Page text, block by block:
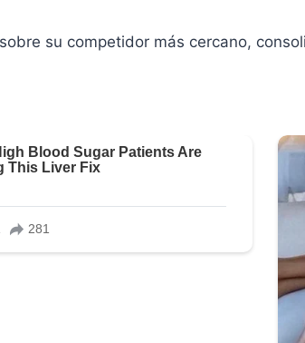
su competidor más cercano,